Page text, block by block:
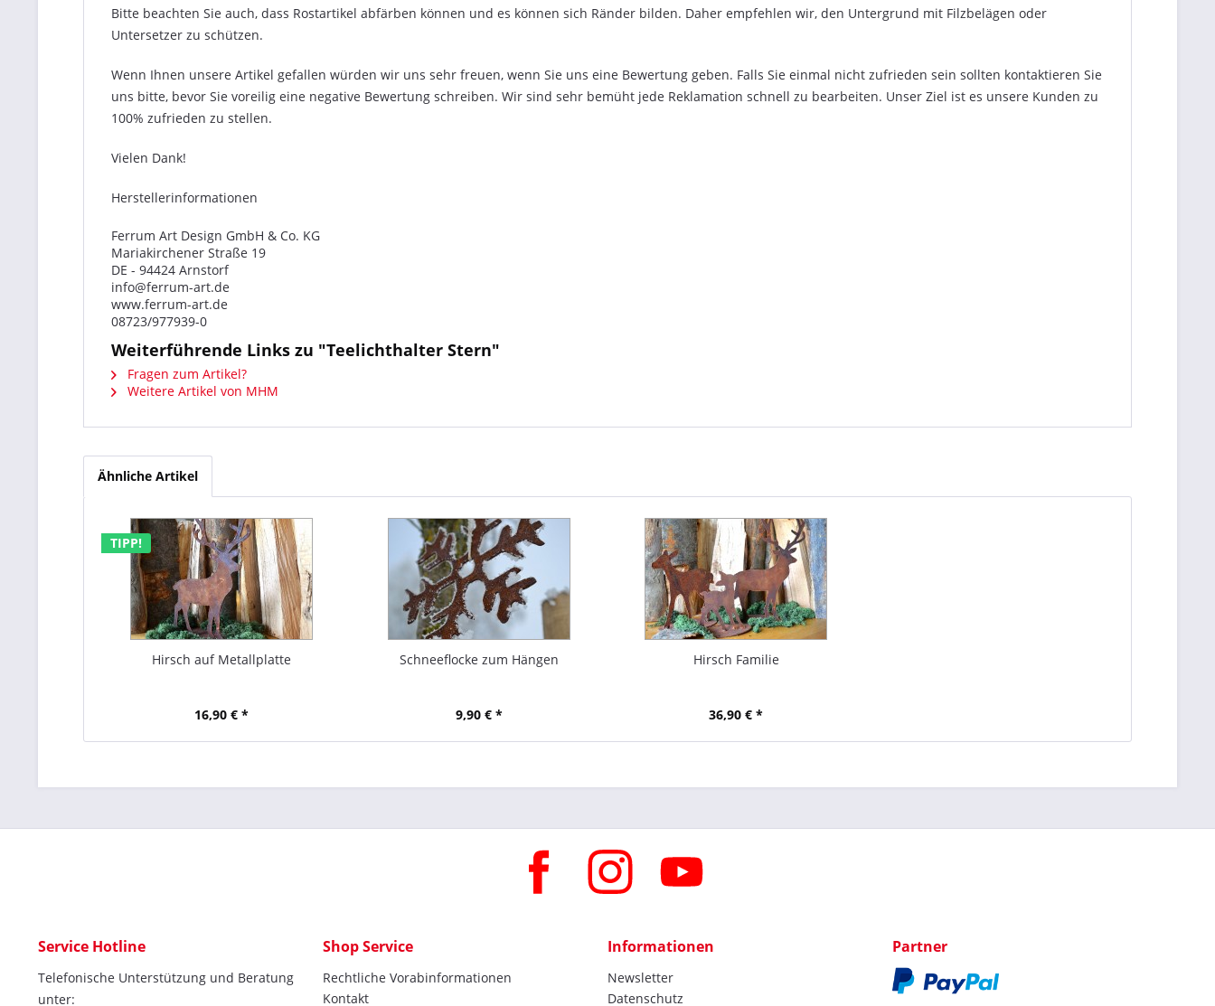
Bitte beachten Sie auch, dass Rostartikel abfärben können und es können sich Ränder bilden. Daher empfehlen wir, den Untergrund mit Filzbelägen oder
Untersetzer zu schützen.
Wenn Ihnen unsere Artikel gefallen würden wir uns sehr freuen, wenn Sie uns eine Bewertung geben. Falls Sie einmal nicht zufrieden sein sollten kontaktieren Sie
uns bitte, bevor Sie voreilig eine negative Bewertung schreiben. Wir sind sehr bemüht jede Reklamation schnell zu bearbeiten. Unser Ziel ist es unsere Kunden zu
100% zufrieden zu stellen.
Vielen Dank!
Herstellerinformationen
Ferrum Art Design GmbH & Co. KG
Mariakirchener Straße 19
DE - 94424 Arnstorf
info@ferrum-art.de
www.ferrum-art.de
08723/977939-0
Weiterführende Links zu "Teelichthalter Stern"
Fragen zum Artikel?
Weitere Artikel von MHM
Ähnliche Artikel
TIPP!
Hirsch auf Metallplatte
16,90 € *
Schneeflocke zum Hängen
9,90 € *
Hirsch Familie
36,90 € *
Service Hotline
Telefonische Unterstützung und Beratung
unter:
Shop Service
Rechtliche Vorabinformationen
Kontakt
Informationen
Newsletter
Datenschutz
Partner